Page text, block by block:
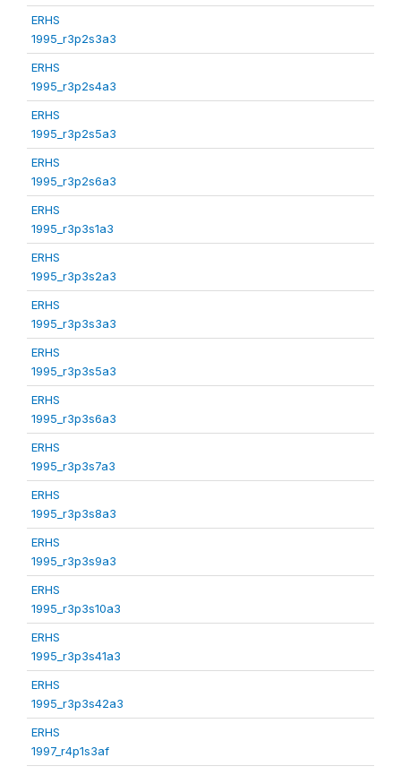
ERHS
1995_r3p2s3a3
ERHS
1995_r3p2s4a3
ERHS
1995_r3p2s5a3
ERHS
1995_r3p2s6a3
ERHS
1995_r3p3s1a3
ERHS
1995_r3p3s2a3
ERHS
1995_r3p3s3a3
ERHS
1995_r3p3s5a3
ERHS
1995_r3p3s6a3
ERHS
1995_r3p3s7a3
ERHS
1995_r3p3s8a3
ERHS
1995_r3p3s9a3
ERHS
1995_r3p3s10a3
ERHS
1995_r3p3s41a3
ERHS
1995_r3p3s42a3
ERHS
1997_r4p1s3af